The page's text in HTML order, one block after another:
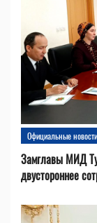
Официальные новости
Замглавы МИД
двустороннее